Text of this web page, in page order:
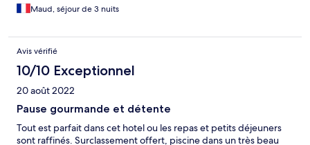
Maud, séjour de 3 nuits
Avis vérifié
10/10 Exceptionnel
20 août 2022
Pause gourmande et détente
Tout est parfait dans cet hotel ou les repas et petits déjeuners
sont raffinés. Surclassement offert, piscine dans un très beau